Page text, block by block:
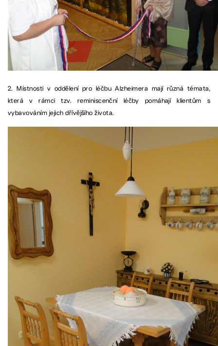
2. Místnosti v oddělení pro léčbu Alzheimera mají různá témata,
která v rámci tzv. reminiscenční léčby pomáhají klientům s
vybavováním jejich dřívějšího života.